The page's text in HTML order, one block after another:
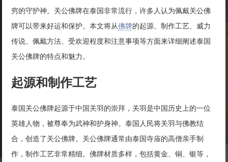
穷的守护神。关公佛牌在泰国非常流行，许多人认为佩戴关公佛
牌可以带来好运和保护。本文将从佛牌的起源、制作工艺、威力
传说、佩戴方法、受欢迎程度和注意事项等方面来详细阐述泰国
关公佛牌的特点和魅力。
起源和制作工艺
泰国关公佛牌起源于中国关羽的崇拜，关羽是中国历史上的一位
英雄人物，被尊奉为武神和护身神。泰国人民将关羽与佛教结
合，创造了关公佛牌。关公佛牌通常由泰国寺庙的高僧亲手制
作，制作工艺非常精细。佛牌材质多样，包括黄金、铜、银等，